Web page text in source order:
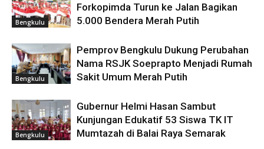
Bengkulu
Forkopimda Turun ke Jalan Bagikan
5.000 Bendera Merah Putih
Bengkulu
Pemprov Bengkulu Dukung Perubahan
Nama RSJK Soeprapto Menjadi Rumah
Sakit Umum Merah Putih
Bengkulu
Gubernur Helmi Hasan Sambut
Kunjungan Edukatif 53 Siswa TK IT
Mumtazah di Balai Raya Semarak